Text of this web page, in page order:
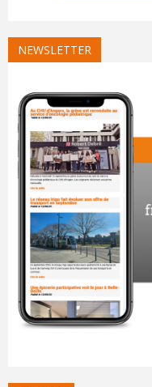
NEWSLETTER